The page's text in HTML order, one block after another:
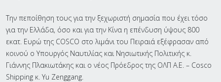
Την πεποίθηση τους για την ξεχωριστή σημασία που έχει τόσο
για την Ελλάδα, όσο και για την Κίνα η επένδυση ύψους 800
εκατ. Ευρώ της COSCO στο λιμάνι του Πειραιά εξέφρασαν από
κοινού ο Υπουργός Ναυτιλίας και Νησιωτικής Πολιτικής κ.
Γιάννης Πλακιωτάκης και ο νέος Πρόεδρος της ΟΛΠ Α.Ε. – Cosco
Shipping κ. Yu Zenggang.